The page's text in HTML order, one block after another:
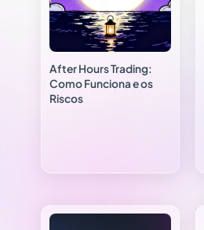
After Hours Trading:
Como Funciona e os
Riscos